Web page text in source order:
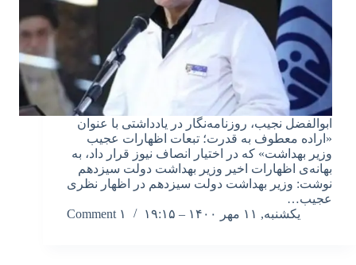
ابوالفضل نجیب، روزنامه‌نگار در یادداشتی با عنوان
«اراده معطوف به قدرت؛ تبعات اظهارات عجیب
وزیر بهداشت» که در اختیار انصاف نیوز قرار داد، به
بهانه‌ی اظهارات اخیر وزیر بهداشت دولت سیزدهم
نوشت: وزیر بهداشت دولت سیزدهم در اظهار نظری
عجیب…
یکشنبه, ۱۱ مهر ۱۴۰۰ – ۱۹:۱۵
۱ Comment